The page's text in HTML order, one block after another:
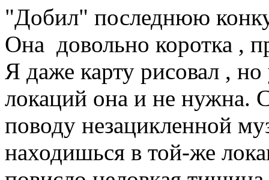
"Добил" последнюю
Она довольно коротка ,
Я даже карту рисовал ,
локаций она и не нужна.
поводу незацикленной
находишься в той-же